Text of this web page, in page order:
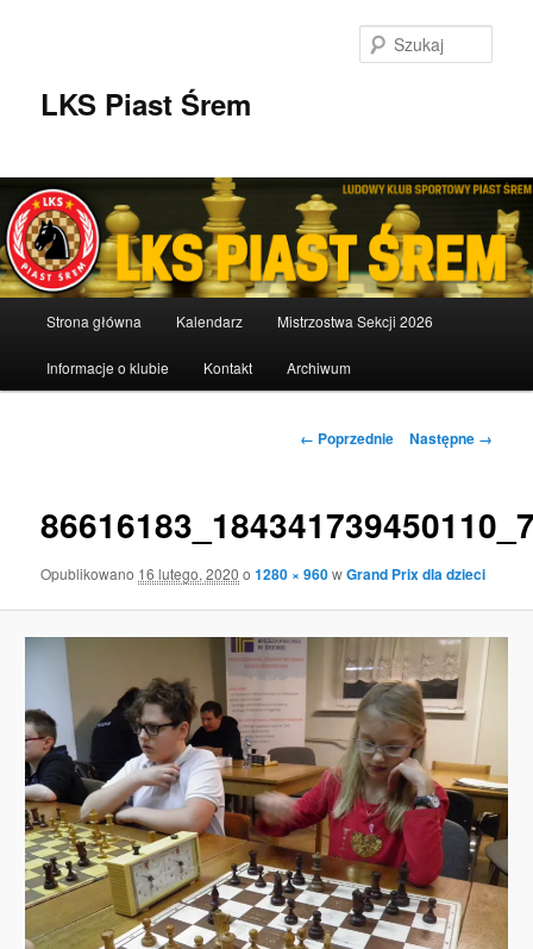
LKS Piast Śrem
Strona główna Kalendarz Mistrzostwa Sekcji 2026
Informacje o klubie Kontakt Archiwum
Nawigacja
← Poprzednie Następne →
Opublikowano 16 lutego, 2020 o1280 × 960wGrand Prix dla dzieci